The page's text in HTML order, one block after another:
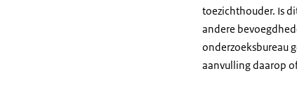
toezichthouder. Is
andere
onderzoeksbureau
aanvulling daarop